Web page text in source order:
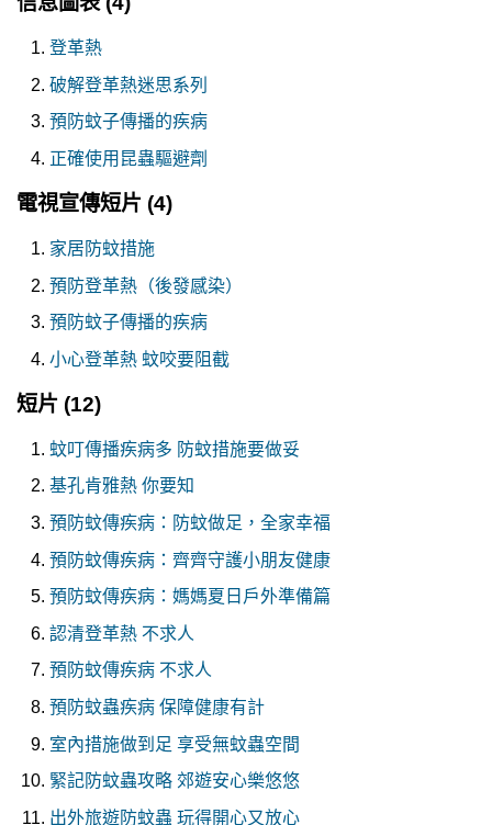
登革熱
破解登革熱迷思系列
預防蚊子傳播的疾病
正確使用昆蟲驅避劑
電視宣傳短片 (4)
家居防蚊措施
預防登革熱（後發感染）
預防蚊子傳播的疾病
小心登革熱 蚊咬要阻截
短片 (12)
蚊叮傳播疾病多 防蚊措施要做妥
基孔肯雅熱 你要知
預防蚊傳疾病：防蚊做足，全家幸福
預防蚊傳疾病：齊齊守護小朋友健康
預防蚊傳疾病：媽媽夏日戶外準備篇
認清登革熱 不求人
預防蚊傳疾病 不求人
預防蚊蟲疾病 保障健康有計
室內措施做到足 享受無蚊蟲空間
緊記防蚊蟲攻略 郊遊安心樂悠悠
出外旅遊防蚊蟲 玩得開心又放心